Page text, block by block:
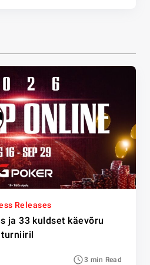
Releases
ja 33 kuldset käevõru
turniiril
3 min Read